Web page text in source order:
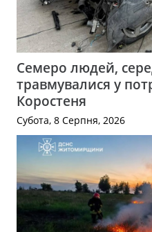
Семеро людей,
травмувалися у
Коростеня
Субота, 8 Серпня, 2026